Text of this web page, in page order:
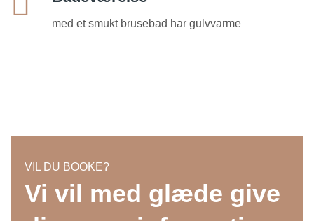
med et smukt brusebad har gulvvarme
VIL DU BOOKE?
Vi vil med glæde give